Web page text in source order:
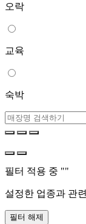
오락
교육
숙박
필터 적용 중 ""
설정한 업종과 관
필터 해제